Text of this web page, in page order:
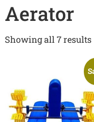
Aerator
Showing all 7 results